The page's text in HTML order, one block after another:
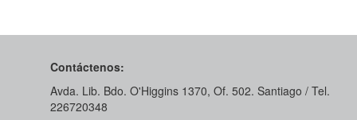
Contáctenos:
Avda. Lib. Bdo. O'Higgins 1370, Of. 502. Santiago / Tel.
226720348